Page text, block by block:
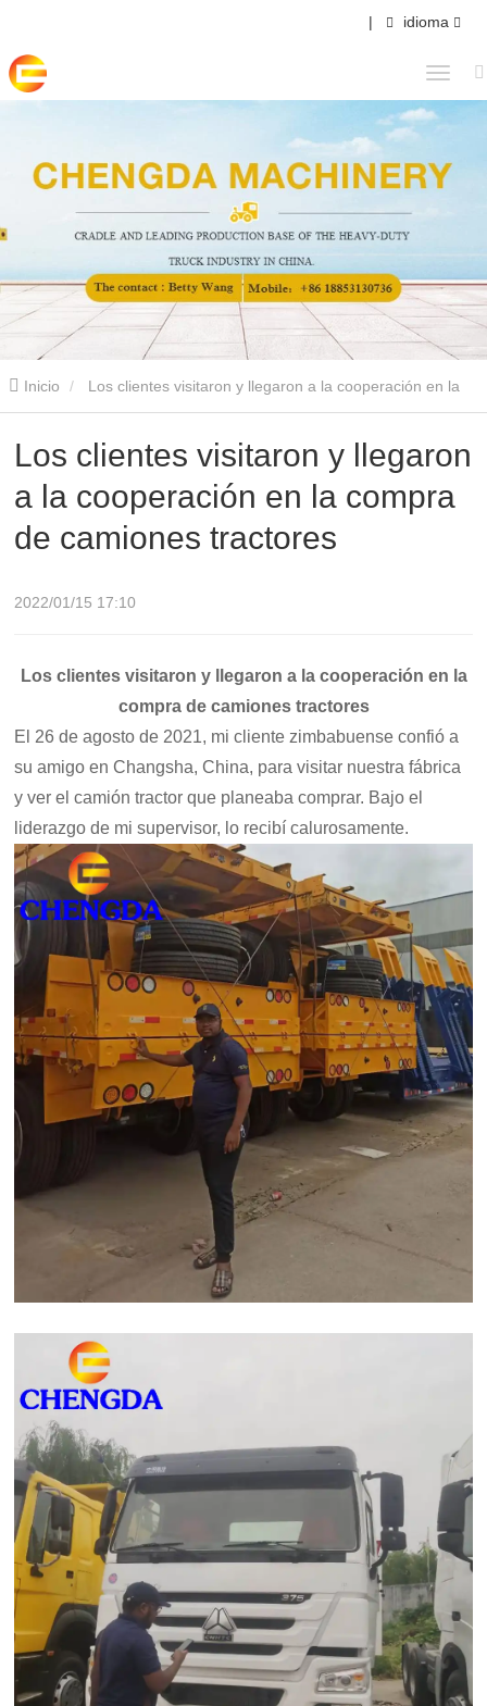
| idioma
Inicio
Los clientes visitaron y llegaron
a la cooperación en la compra
de camiones tractores
2022/01/15 17:10
Los clientes visitaron y llegaron a la cooperación en la
compra de camiones tractores
El 26 de agosto de 2021, mi cliente zimbabuense confió a
su amigo en Changsha, China, para visitar nuestra fábrica
y ver el camión tractor que planeaba comprar. Bajo el
liderazgo de mi supervisor, lo recibí calurosamente.